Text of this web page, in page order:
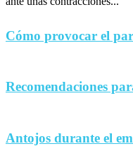
Cómo provocar el
Recomendaciones
Antojos durante el